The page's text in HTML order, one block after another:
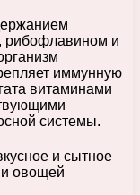
рибофлавином и
иммунную
витаминами
системы.